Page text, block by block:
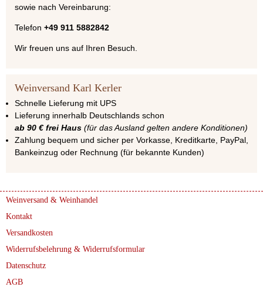
sowie nach Vereinbarung:
Telefon +49 911 5882842
Wir freuen uns auf Ihren Besuch.
Weinversand Karl Kerler
Schnelle Lieferung mit UPS
Lieferung innerhalb Deutschlands schon
ab 90 € frei Haus (für das Ausland gelten andere Konditionen)
Zahlung bequem und sicher per Vorkasse, Kreditkarte, PayPal,
Bankeinzug oder Rechnung (für bekannte Kunden)
Weinversand & Weinhandel
Kontakt
Versandkosten
Widerrufsbelehrung & Widerrufsformular
Datenschutz
AGB